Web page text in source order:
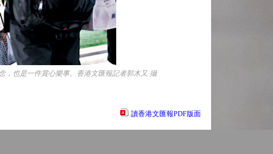
，也是一件賞心樂事。香港文匯報記者郭木又 攝
讀香港文匯報PDF版面